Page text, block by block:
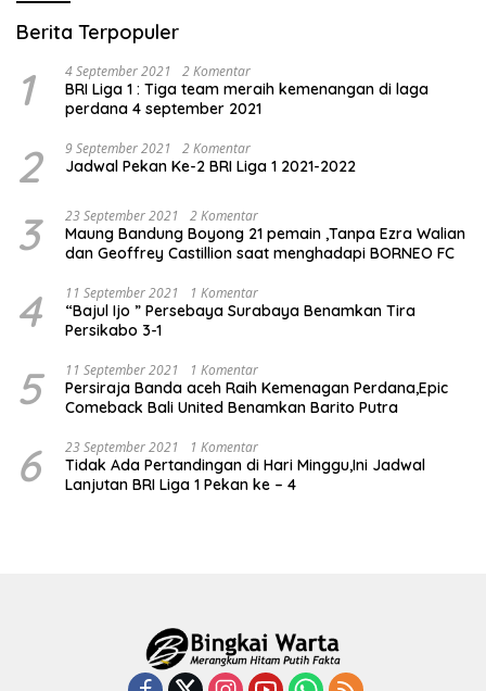
Berita Terpopuler
1 4 September 2021 2 Komentar
BRI Liga 1 : Tiga team meraih kemenangan di laga
perdana 4 september 2021
2 9 September 2021 2 Komentar
Jadwal Pekan Ke-2 BRI Liga 1 2021-2022
3 23 September 2021 2 Komentar
Maung Bandung Boyong 21 pemain ,Tanpa Ezra Walian
dan Geoffrey Castillion saat menghadapi BORNEO FC
4 11 September 2021 1 Komentar
“Bajul Ijo ” Persebaya Surabaya Benamkan Tira
Persikabo 3-1
5 11 September 2021 1 Komentar
Persiraja Banda aceh Raih Kemenagan Perdana,Epic
Comeback Bali United Benamkan Barito Putra
6 23 September 2021 1 Komentar
Tidak Ada Pertandingan di Hari Minggu,Ini Jadwal
Lanjutan BRI Liga 1 Pekan ke – 4